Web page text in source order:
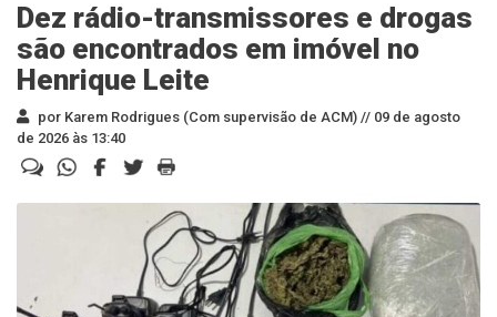
Dez rádio-transmissores e drogas
são encontrados em imóvel no
Henrique Leite
por Karem Rodrigues (Com supervisão de ACM) // 09 de agosto
de 2026 às 13:40